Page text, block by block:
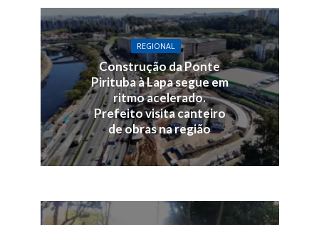
REGIONAL
Construção da Ponte
Pirituba à Lapa segue em
ritmo acelerado.
Prefeito visita canteiro
de obras na região